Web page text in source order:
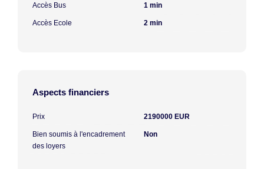
Accès Bus 1 min
Accès Ecole 2 min
Aspects financiers
Prix 2190000 EUR
Bien soumis à l'encadrement
des loyers
Non